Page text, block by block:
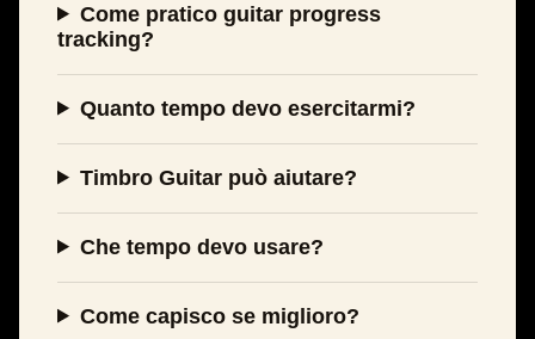
Come pratico guitar progress
tracking?
Quanto tempo devo esercitarmi?
Timbro Guitar può aiutare?
Che tempo devo usare?
Come capisco se miglioro?